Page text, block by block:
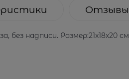
Отзывы
надписи. Размер:21x18x20 см